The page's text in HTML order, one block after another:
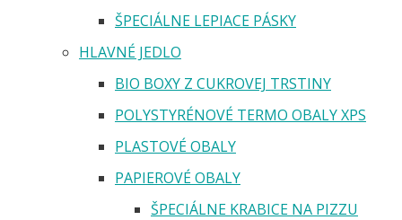
ŠPECIÁLNE LEPIACE PÁSKY
HLAVNÉ JEDLO
BIO BOXY Z CUKROVEJ TRSTINY
POLYSTYRÉNOVÉ TERMO OBALY XPS
PLASTOVÉ OBALY
PAPIEROVÉ OBALY
ŠPECIÁLNE KRABICE NA PIZZU